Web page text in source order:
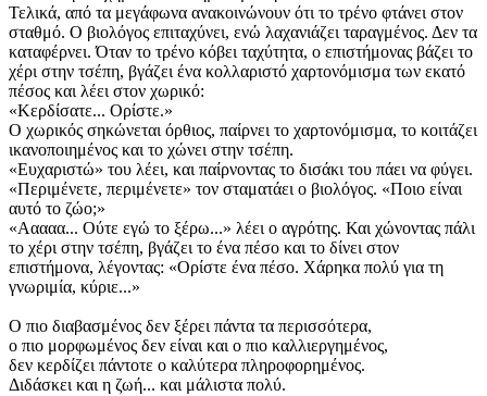
Τελικά, από τα μεγάφωνα ανακοινώνουν ότι το τρένο φτάνει στον
σταθμό. Ο βιολόγος επιταχύνει, ενώ λαχανιάζει ταραγμένος. Δεν τα
καταφέρνει. Όταν το τρένο κόβει ταχύτητα, ο επιστήμονας βάζει το
χέρι στην τσέπη, βγάζει ένα κολλαριστό χαρτονόμισμα των εκατό
πέσος και λέει στον χωρικό:
«Κερδίσατε... Ορίστε.»
Ο χωρικός σηκώνεται όρθιος, παίρνει το χαρτονόμισμα, το κοιτάζει
ικανοποιημένος και το χώνει στην τσέπη.
«Ευχαριστώ» του λέει, και παίρνοντας το δισάκι του πάει να φύγει.
«Περιμένετε, περιμένετε» τον σταματάει ο βιολόγος. «Ποιο είναι
αυτό το ζώο;»
«Ααααα... Ούτε εγώ το ξέρω...» λέει ο αγρότης. Και χώνοντας πάλι
το χέρι στην τσέπη, βγάζει το ένα πέσο και το δίνει στον
επιστήμονα, λέγοντας: «Ορίστε ένα πέσο. Χάρηκα πολύ για τη
γνωριμία, κύριε...»
Ο πιο διαβασμένος δεν ξέρει πάντα τα περισσότερα,
ο πιο μορφωμένος δεν είναι και ο πιο καλλιεργημένος,
δεν κερδίζει πάντοτε ο καλύτερα πληροφορημένος.
Διδάσκει και η ζωή... και μάλιστα πολύ.